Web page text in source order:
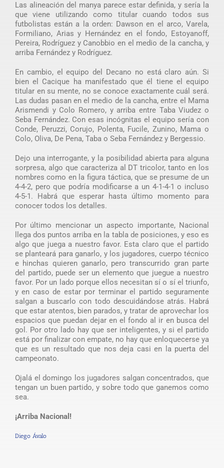
Las alineación del manya parece estar definida, y sería la
que viene utilizando como titular cuando todos sus
futbolistas están a la orden: Dawson en el arco, Varela,
Formiliano, Arias y Hernández en el fondo, Estoyanoff,
Pereira, Rodríguez y Canobbio en el medio de la cancha, y
arriba Fernández y Rodríguez.
En cambio, el equipo del Decano no está claro aún. Si
bien el Cacique ha manifestado que él tiene el equipo
titular en su mente, no se conoce exactamente cuál será.
Las dudas pasan en el medio de la cancha, entre el Mama
Arismendi y Colo Romero, y arriba entre Taba Viudez o
Seba Fernández. Con esas incógnitas el equipo sería con
Conde, Peruzzi, Corujo, Polenta, Fucile, Zunino, Mama o
Colo, Oliva, De Pena, Taba o Seba Fernández y Bergessio.
Dejo una interrogante, y la posibilidad abierta para alguna
sorpresa, algo que caracteriza al DT tricolor, tanto en los
nombres como en la figura táctica, que se presume de un
4-4-2, pero que podría modificarse a un 4-1-4-1 o incluso
4-5-1. Habrá que esperar hasta último momento para
conocer todos los detalles.
Por último mencionar un aspecto importante, Nacional
llega dos puntos arriba en la tabla de posiciones, y eso es
algo que juega a nuestro favor. Esta claro que el partido
se planteará para ganarlo, y los jugadores, cuerpo técnico
e hinchas quieren ganarlo, pero transcurrido gran parte
del partido, puede ser un elemento que juegue a nuestro
favor. Por un lado porque ellos necesitan sí o sí el triunfo,
y en caso de estar por terminar el partido seguramente
salgan a buscarlo con todo descuidándose atrás. Habrá
que estar atentos, bien parados, y tratar de aprovechar los
espacios que puedan dejar en el fondo al ir en busca del
gol. Por otro lado hay que ser inteligentes, y si el partido
está por finalizar con empate, no hay que enloquecerse ya
que es un resultado que nos deja casi en la puerta del
campeonato.
Ojalá el domingo los jugadores salgan concentrados, que
tengan un buen partido, y sobre todo que ganemos como
sea.
¡Arriba Nacional!
Diego Ávalo